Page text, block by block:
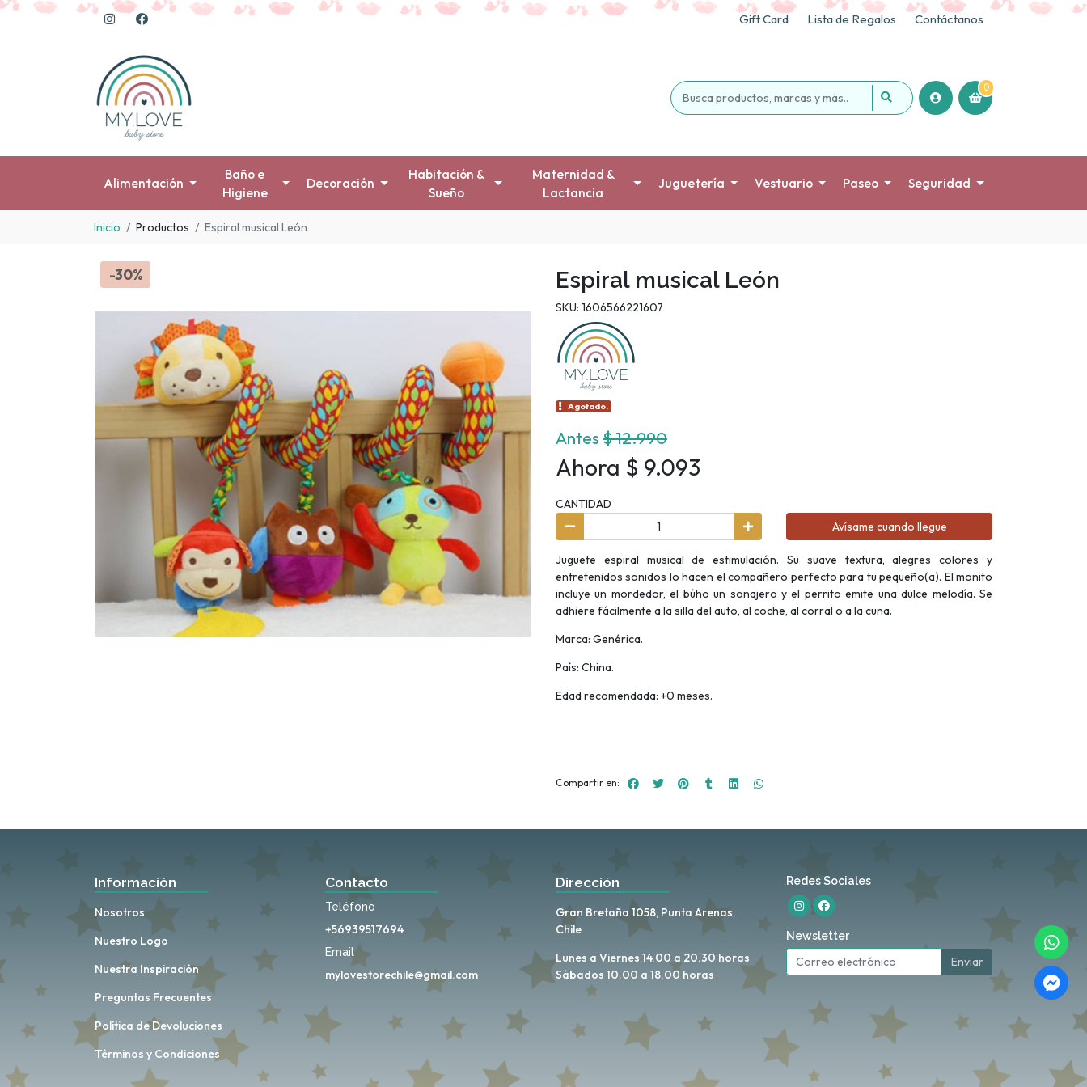
Gift Card Lista de Regalos Contáctanos
0
Alimentación
Baño e
Higiene
Decoración
Habitación &
Sueño
Maternidad &
Lactancia
Juguetería Vestuario Paseo Seguridad
Inicio Productos Espiral musical León
-30% Espiral musical León
SKU: 1606566221607
Agotado.
Antes$ 12.990
Ahora $ 9.093
CANTIDAD
Avísame cuando llegue
Juguete espiral musical de estimulación. Su suave textura, alegres colores y
entretenidos sonidos lo hacen el compañero perfecto para tu pequeño(a). El monito
incluye un mordedor, el búho un sonajero y el perrito emite una dulce melodía. Se
adhiere fácilmente a la silla del auto, al coche, al corral o a la cuna.
Marca: Genérica.
País: China.
Edad recomendada: +0 meses.
Compartir en:
Información
Nosotros
Nuestro Logo
Nuestra Inspiración
Preguntas Frecuentes
Política de Devoluciones
Términos y Condiciones
Contacto
Teléfono
+56939517694
Email
mylovestorechile@gmail.com
Dirección
Gran Bretaña 1058, Punta Arenas,
Chile
Lunes a Viernes 14.00 a 20.30 horas
Sábados 10.00 a 18.00 horas
Redes Sociales
Newsletter
Enviar